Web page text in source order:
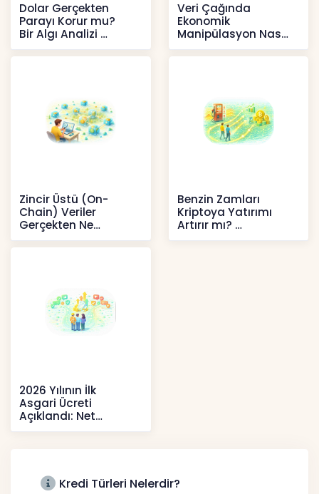
Dolar Gerçekten
Parayı Korur mu?
Bir Algı Analizi
İçerikler
Veri Çağında
Ekonomik
Manipülasyon Nasıl
Şekil Değiştirdi?
İçerikler
Zincir Üstü (On-
Chain) Veriler
Gerçekten Ne
Anlatır?
Kripto
Benzin Zamları
Kriptoya Yatırımı
Artırır mı?
Kripto
2026 Yılının İlk
Asgari Ücreti
Açıklandı: Net
52.738 TL, Ek Destek
Kredi Türleri Nelerdir?